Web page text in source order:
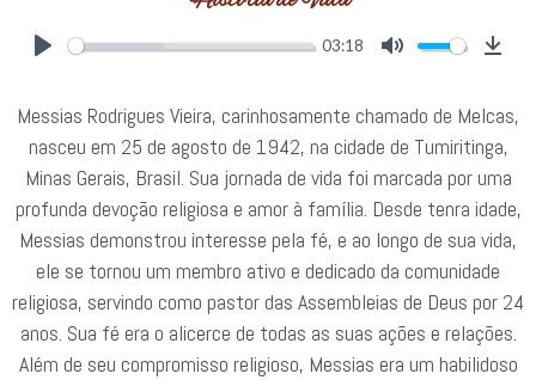
03:18
Messias Rodrigues Vieira, carinhosamente chamado de Melcas,
nasceu em 25 de agosto de 1942, na cidade de Tumiritinga,
Minas Gerais, Brasil. Sua jornada de vida foi marcada por uma
profunda devoção religiosa e amor à família. Desde tenra idade,
Messias demonstrou interesse pela fé, e ao longo de sua vida,
ele se tornou um membro ativo e dedicado da comunidade
religiosa, servindo como pastor das Assembleias de Deus por 24
anos. Sua fé era o alicerce de todas as suas ações e relações.
Além de seu compromisso religioso, Messias era um habilidoso